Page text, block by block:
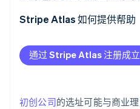
立即观看
2. 纽约州
3. 得克萨斯州
4. 马萨诸塞州
商业氛围
市场规模和准入
税务影响
Stripe Atlas 如何提供帮助
申请使用 Atlas 注册公司
在获取雇主识别号 (EIN) 前
通过 Stripe Atlas 注册成
初创公司的选址可能与商业